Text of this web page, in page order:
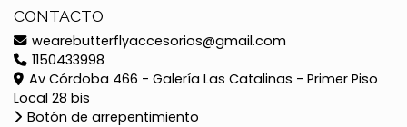
CONTACTO
wearebutterflyaccesorios@gmail.com
1150433998
Av Córdoba 466 - Galería Las Catalinas - Primer Piso
Local 28 bis
Botón de arrepentimiento